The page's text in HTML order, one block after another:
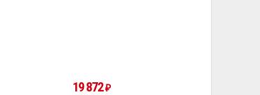
19 872₽